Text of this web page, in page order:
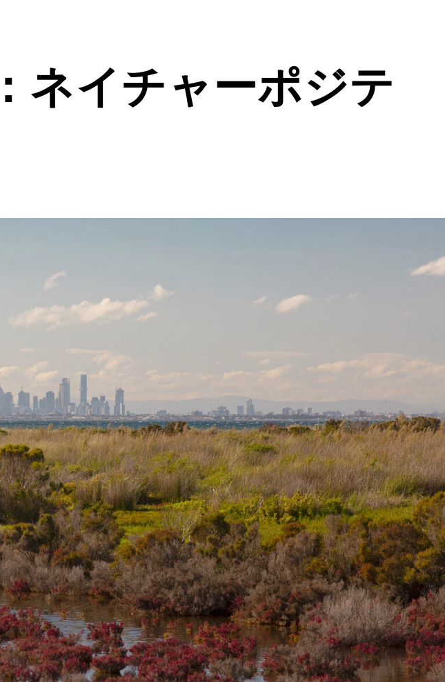
ネイチャーポジテ